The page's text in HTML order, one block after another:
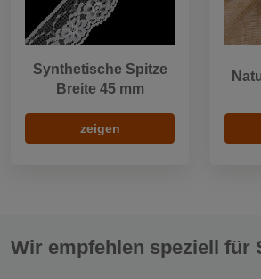
Synthetische Spitze
Breite 45 mm
zeigen
Wir empfehlen speziell für